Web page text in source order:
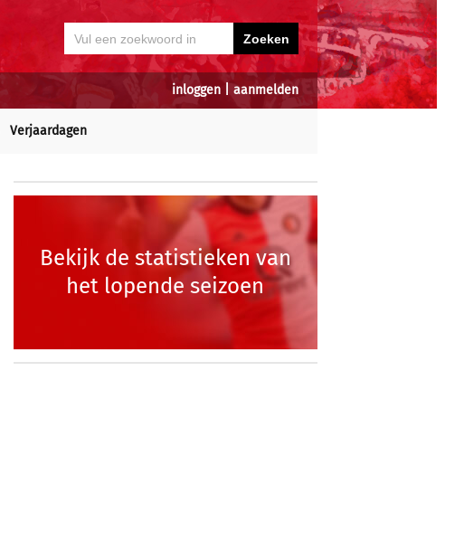
inloggen aanmelden
Verjaardagen
Bekijk de statistieken van
het lopende seizoen